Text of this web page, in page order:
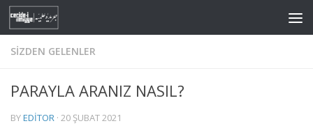
Skip to content
SIZDEN GELENLER
PARAYLA ARANIZ NASIL?
BYEDITOR · 20 ŞUBAT 2021